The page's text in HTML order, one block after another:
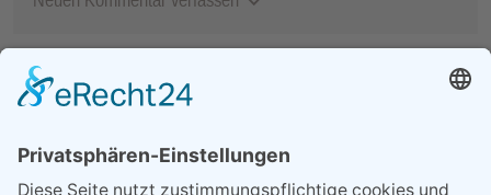
MEIST GELESEN
Ladies – mehr als ein
Flohmarkt